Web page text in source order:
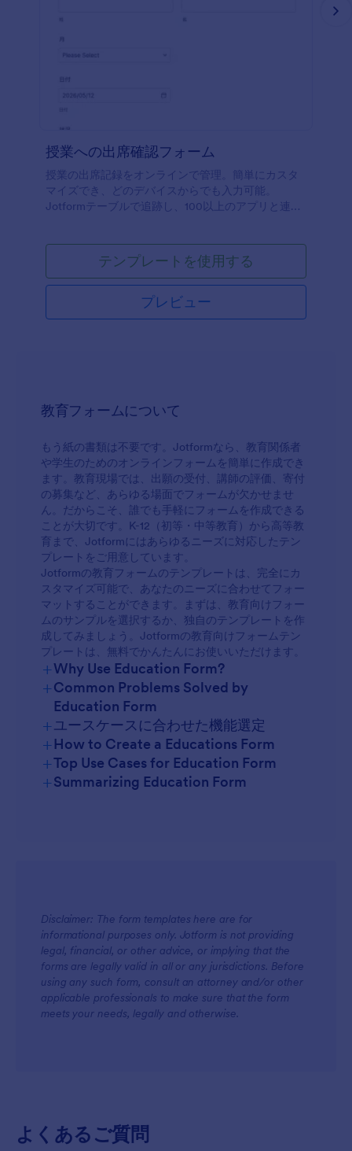
授業への出席確認フォーム
授業の出席記録をオンラインで管理。簡単にカスタ
マイズでき、どのデバイスからでも入力可能。
Jotformテーブルで追跡し、100以上のアプリと連携
テンプレートを使用する
プレビュー
教育フォームについて
もう紙の書類は不要です。Jotformなら、教育関係者
や学生のためのオンラインフォームを簡単に作成でき
ます。教育現場では、出願の受付、講師の評価、寄付
の募集など、あらゆる場面でフォームが欠かせませ
ん。だからこそ、誰でも手軽にフォームを作成できる
ことが大切です。K-12（初等・中等教育）から高等教
育まで、Jotformにはあらゆるニーズに対応したテン
プレートをご用意しています。
Jotformの教育フォームのテンプレートは、完全にカ
スタマイズ可能で、あなたのニーズに合わせてフォー
マットすることができます。まずは、教育向けフォー
ムのサンプルを選択するか、独自のテンプレートを作
成してみましょう。Jotformの教育向けフォームテン
プレートは、無料でかんたんにお使いいただけます。
+Why Use Education Form?
+Common Problems Solved by
Education Form
+ユースケースに合わせた機能選定
+How to Create a Educations Form
+Top Use Cases for Education Form
For Managers
For Teams
+Summarizing Education Form
Disclaimer: The form templates here are for
informational purposes only. Jotform is not providing
legal, financial, or other advice, or implying that the
forms are legally valid in all or any jurisdictions. Before
using any such form, consult an attorney and/or other
applicable professionals to make sure that the form
meets your needs, legally and otherwise.
よくあるご質問